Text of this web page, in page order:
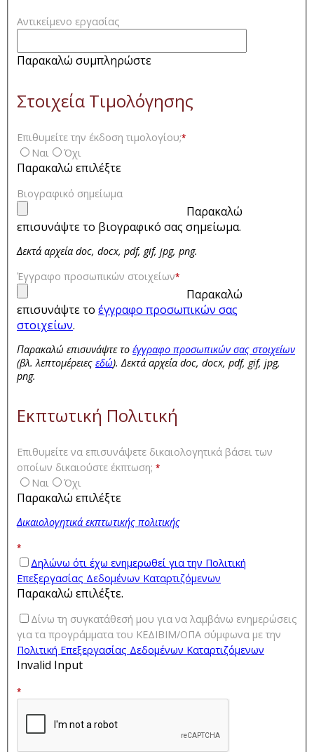
Αντικείμενο εργασίας
Παρακαλώ συμπληρώστε
Στοιχεία Τιμολόγησης
Επιθυμείτε την έκδοση τιμολογίου;*
Ναι Όχι
Παρακαλώ επιλέξτε
Βιογραφικό σημείωμα
Παρακαλώ
επισυνάψτε το βιογραφικό σας σημείωμα.
Δεκτά αρχεία doc, docx, pdf, gif, jpg, png.
Έγγραφο προσωπικών στοιχείων*
Παρακαλώ
επισυνάψτε το έγγραφο προσωπικών σας
στοιχείων.
Παρακαλώ επισυνάψτε το έγγραφο προσωπικών σας στοιχείων
(βλ. λεπτομέρειες εδώ). Δεκτά αρχεία doc, docx, pdf, gif, jpg,
png.
Εκπτωτική Πολιτική
Επιθυμείτε να επισυνάψετε δικαιολογητικά βάσει των
οποίων δικαιούστε έκπτωση; *
Ναι Όχι
Παρακαλώ επιλέξτε
Δικαιολογητικά εκπτωτικής πολιτικής
*
Δηλώνω ότι έχω ενημερωθεί για την Πολιτική
Επεξεργασίας Δεδομένων Καταρτιζόμενων
Παρακαλώ επιλέξτε.
Δίνω τη συγκατάθεσή μου για να λαμβάνω ενημερώσεις
για τα προγράμματα του ΚΕΔΙΒΙΜ/ΟΠΑ σύμφωνα με την
Πολιτική Επεξεργασίας Δεδομένων Καταρτιζόμενων
Invalid Input
*